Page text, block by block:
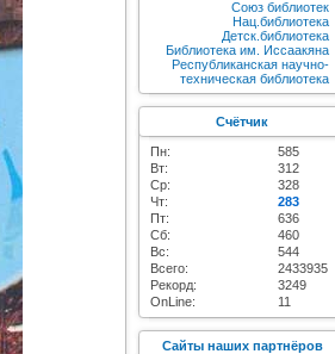
Союз библиотек
Нац.библиотека
Детск.библиотека
Библиотека им. Иссаакяна
Республиканская научно-
техническая библиотека
Счётчик
Пн:
585
Вт:
312
Ср:
328
Чт:
283
Пт:
636
Сб:
460
Вс:
544
Всего:
2433935
Рекорд:
3249
OnLine:
11
Сайты наших партнёров